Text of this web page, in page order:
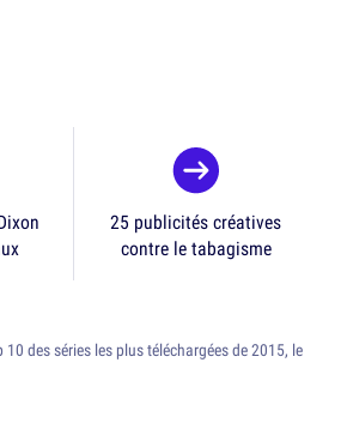
25 publicités créatives
contre le tabagisme
10 des séries les plus téléchargées de 2015, le